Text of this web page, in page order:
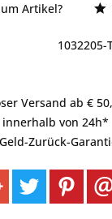
Artikel?
1032205-
Versand ab €
innerhalb von 24h*
Zurück-